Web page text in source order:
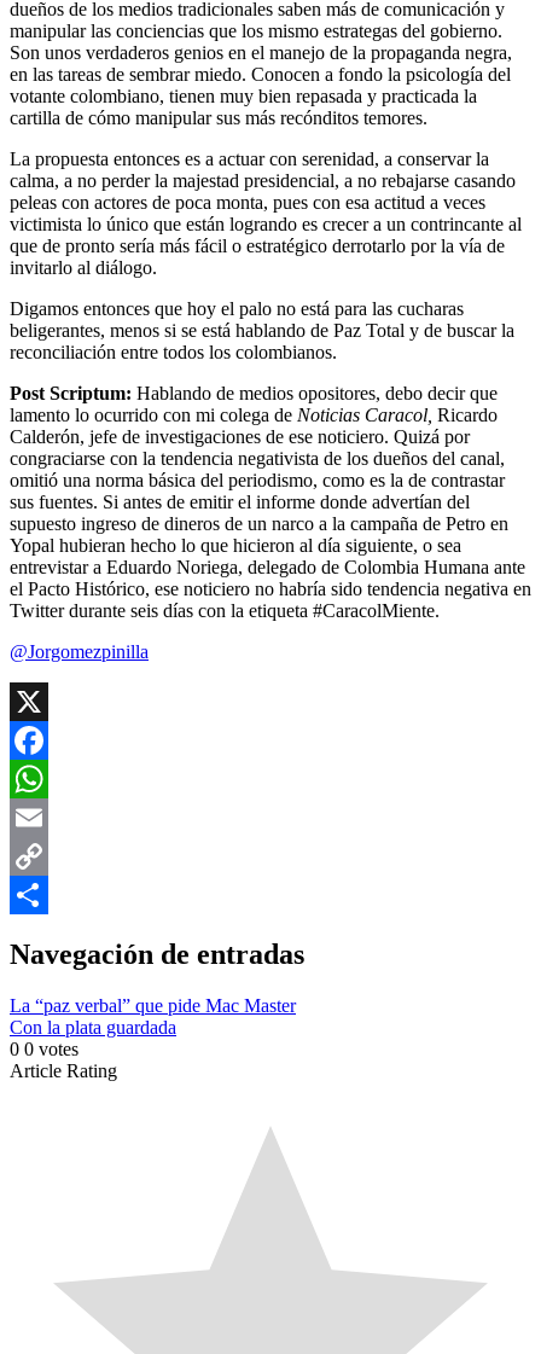
dueños de los medios tradicionales saben más de comunicación y
manipular las conciencias que los mismo estrategas del gobierno.
Son unos verdaderos genios en el manejo de la propaganda negra,
en las tareas de sembrar miedo. Conocen a fondo la psicología del
votante colombiano, tienen muy bien repasada y practicada la
cartilla de cómo manipular sus más recónditos temores.
La propuesta entonces es a actuar con serenidad, a conservar la
calma, a no perder la majestad presidencial, a no rebajarse casando
peleas con actores de poca monta, pues con esa actitud a veces
victimista lo único que están logrando es crecer a un contrincante al
que de pronto sería más fácil o estratégico derrotarlo por la vía de
invitarlo al diálogo.
Digamos entonces que hoy el palo no está para las cucharas
beligerantes, menos si se está hablando de Paz Total y de buscar la
reconciliación entre todos los colombianos.
Post Scriptum: Hablando de medios opositores, debo decir que
lamento lo ocurrido con mi colega de Noticias Caracol, Ricardo
Calderón, jefe de investigaciones de ese noticiero. Quizá por
congraciarse con la tendencia negativista de los dueños del canal,
omitió una norma básica del periodismo, como es la de contrastar
sus fuentes. Si antes de emitir el informe donde advertían del
supuesto ingreso de dineros de un narco a la campaña de Petro en
Yopal hubieran hecho lo que hicieron al día siguiente, o sea
entrevistar a Eduardo Noriega, delegado de Colombia Humana ante
el Pacto Histórico, ese noticiero no habría sido tendencia negativa en
Twitter durante seis días con la etiqueta #CaracolMiente.
@Jorgomezpinilla
X
Facebook
WhatsApp
Email
Copy
Navegación de entradas
La “paz verbal” que pide Mac Master
Con la plata guardada
0 0 votes
Article Rating